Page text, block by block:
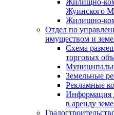
Жилищно-
Жуинского
Жилищно-
Отдел по
имуществом и
Схема
торговых
Земельные
Рекламные
Информация
в аренду